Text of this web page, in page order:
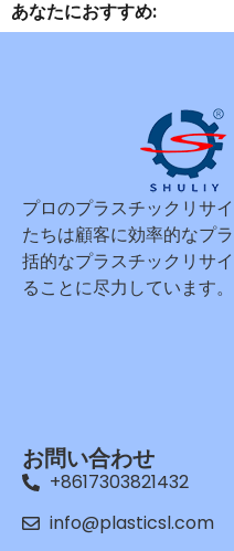
あなたにおすすめ:
プロのプラスチックリサ
たちは顧客に効率的なプ
括的なプラスチックリサ
ることに尽力しています。
お問い合わせ
+8617303821432
info@plasticsl.com